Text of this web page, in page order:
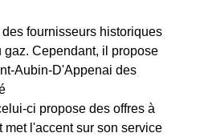
fournisseurs historiques
gaz. Cependant, il propose
Aubin-D'Appenai des
ci propose des offres à
met l'accent sur son service